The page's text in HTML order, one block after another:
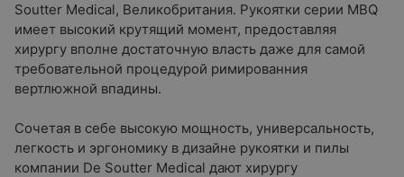
Soutter Medical, Великобритания. Рукоятки серии MBQ
имеет высокий крутящий момент, предоставляя
хирургу вполне достаточную власть даже для самой
требовательной процедурой римированния
вертлюжной впадины.
Сочетая в себе высокую мощность, универсальность,
легкость и эргономику в дизайне рукоятки и пилы
компании De Soutter Medical дают хирургу